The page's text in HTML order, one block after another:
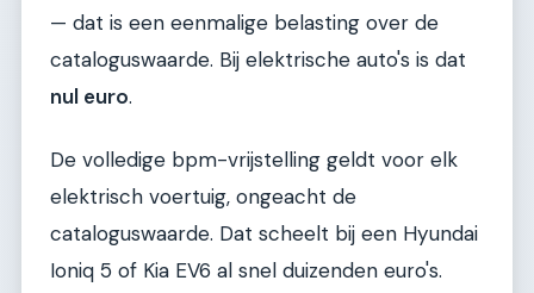
— dat is een eenmalige belasting over de
cataloguswaarde. Bij elektrische auto's is dat
nul euro.
De volledige bpm-vrijstelling geldt voor elk
elektrisch voertuig, ongeacht de
cataloguswaarde. Dat scheelt bij een Hyundai
Ioniq 5 of Kia EV6 al snel duizenden euro's.